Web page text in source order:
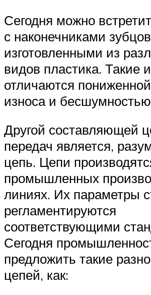
Сегодня можно
с наконечниками
изготовленными из
видов пластика. Такие
отличаются
износа и
Другой составляющей
передач является,
цепь. Цепи
промышленных
линиях. Их параметры
регламентируются
соответствующими
Сегодня
предложить такие
цепей, как: